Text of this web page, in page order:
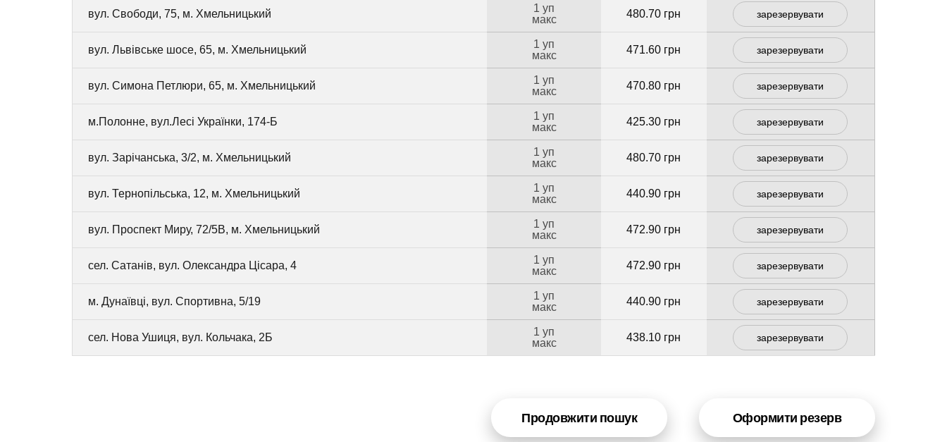
вул. Свободи, 75, м. Хмельницький
1 уп
макс
480.70 грн зарезервувати
вул. Львівське шосе, 65, м. Хмельницький
1 уп
макс
471.60 грн зарезервувати
вул. Симона Петлюри, 65, м. Хмельницький
1 уп
макс
470.80 грн зарезервувати
м.Полонне, вул.Лесі Українки, 174-Б
1 уп
макс
425.30 грн зарезервувати
вул. Зарічанська, 3/2, м. Хмельницький
1 уп
макс
480.70 грн зарезервувати
вул. Тернопільська, 12, м. Хмельницький
1 уп
макс
440.90 грн зарезервувати
вул. Проспект Миру, 72/5В, м. Хмельницький
1 уп
макс
472.90 грн зарезервувати
сел. Сатанів, вул. Олександра Цісара, 4
1 уп
макс
472.90 грн зарезервувати
м. Дунаївці, вул. Спортивна, 5/19
1 уп
макс
440.90 грн зарезервувати
сел. Нова Ушиця, вул. Кольчака, 2Б
1 уп
макс
438.10 грн зарезервувати
Продовжити пошук Оформити резерв